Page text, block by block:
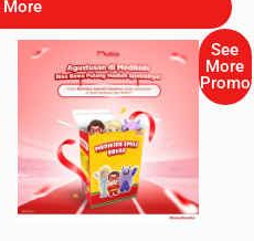
More
See
More
Promo